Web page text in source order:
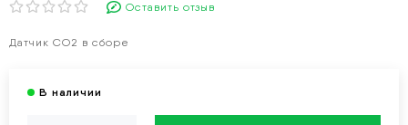
Оставить отзыв
Датчик CO2 в сборе